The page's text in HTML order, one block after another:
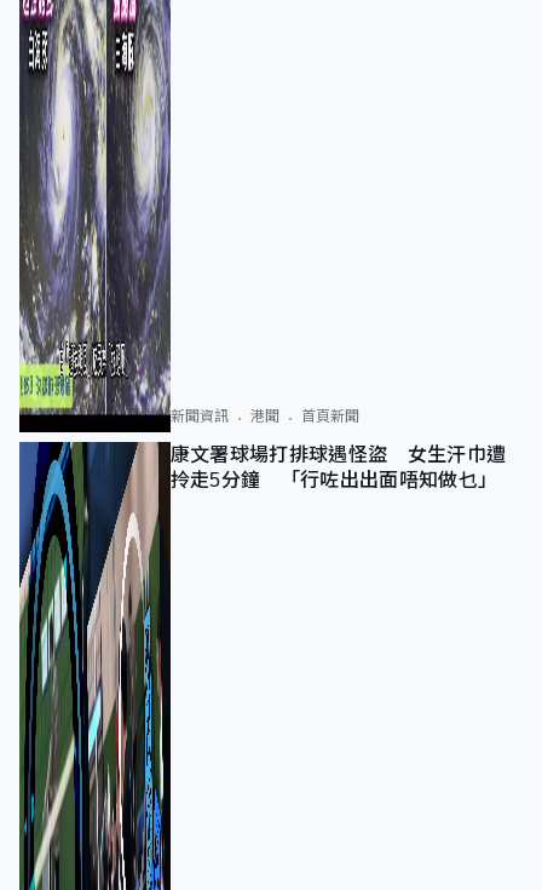
新聞資訊 港聞 首頁新聞
康文署球場打排球遇怪盜 女生汗巾遭
拎走5分鐘 「行咗出出面唔知做乜」